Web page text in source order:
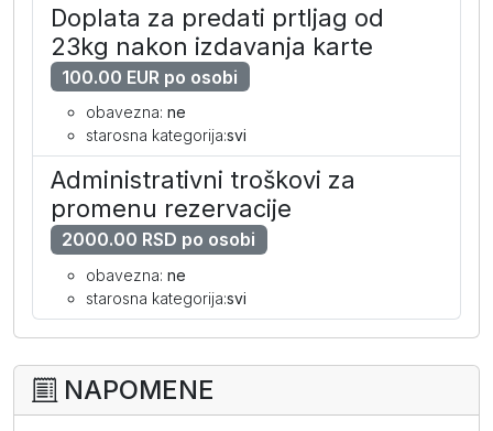
Doplata za predati prtljag od
23kg nakon izdavanja karte
100.00 EUR po osobi
obavezna: ne
starosna kategorija:svi
Administrativni troškovi za
promenu rezervacije
2000.00 RSD po osobi
obavezna: ne
starosna kategorija:svi
NAPOMENE